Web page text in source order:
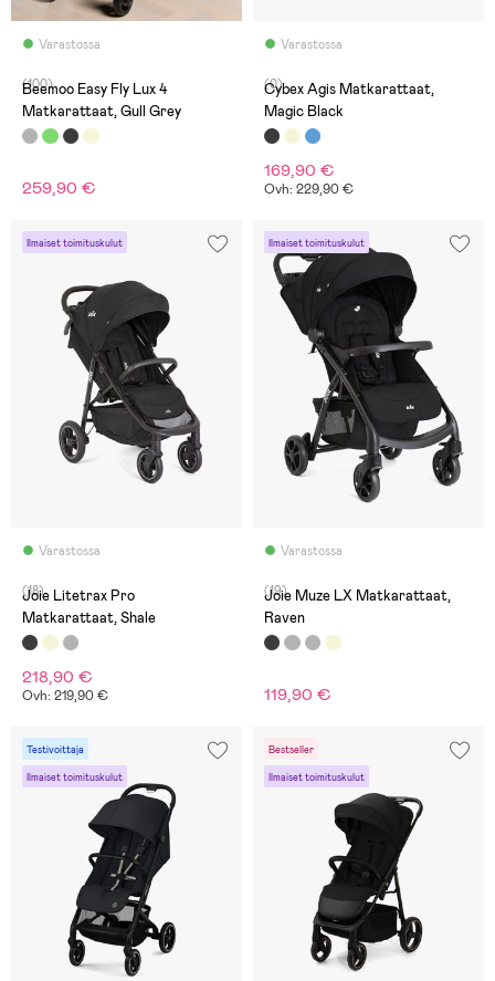
Varastossa
(100)
Beemoo Easy Fly Lux 4
Matkarattaat, Gull Grey
259,90 €
Varastossa
(0)
Cybex Agis Matkarattaat,
Magic Black
169,90 €
Ovh: 229,90 €
Ilmaiset toimituskulut
Varastossa
(18)
Joie Litetrax Pro
Matkarattaat, Shale
218,90 €
Ovh: 219,90 €
Ilmaiset toimituskulut
Varastossa
(19)
Joie Muze LX Matkarattaat,
Raven
119,90 €
Testivoittaja
Ilmaiset toimituskulut
Bestseller
Ilmaiset toimituskulut